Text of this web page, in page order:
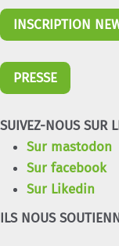
INSCRIPTION
PRESSE
SUIVEZ-NOUS SUR
Sur mastodon
Sur facebook
Sur Likedin
ILS NOUS